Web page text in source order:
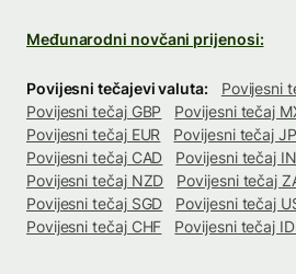
Međunarodni novčani prijenosi:
Povijesni tečajevi valuta:
Povijesni
Povijesni tečaj GBP
Povijesni tečaj
Povijesni tečaj EUR
Povijesni tečaj
Povijesni tečaj CAD
Povijesni tečaj
Povijesni tečaj NZD
Povijesni tečaj
Povijesni tečaj SGD
Povijesni tečaj
Povijesni tečaj CHF
Povijesni tečaj